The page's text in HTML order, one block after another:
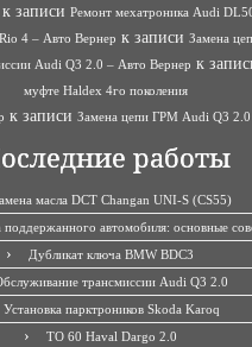
к записи Ремонт мехатроника Audi
4 – Авто Вернер к записи Замена
Audi Q3 2.0 – Авто Вернер к
муфте Haldex 4го поколения
к записи Замена цепи ГРМ Audi Q3 2.0
работы
масла DCT Changan UNI-S (CS55)
поддержанного автомобиля: основные
Дубликат ключа BMW BDC3
трансмиссии Audi Q3 2.0
Установка парктроников Skoda Karoq
ТО 60 Haval Dargo 2.0